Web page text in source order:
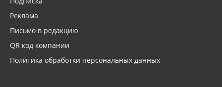
Реклама
Письмо в редакцию
QR код компании
Политика обработки персональных данных